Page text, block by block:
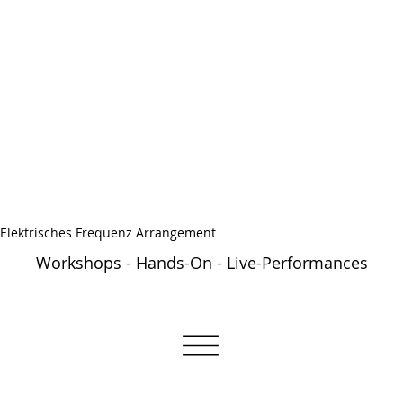
Elektrisches Frequenz Arrangement
Workshops - Hands-On - Live-Performances